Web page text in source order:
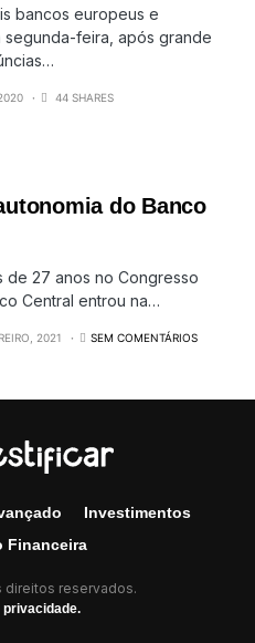
bancos europeus e
segunda-feira, após grande
44 SHARES
do Banco
de 27 anos no Congresso
Central entrou na…
2021 SEM COMENTÁRIOS
Investimentos
Financeira
reservados.
privacidade.